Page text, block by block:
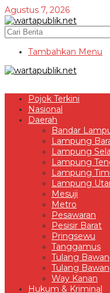
Lewati
ke
konten
Agustus 7, 2026
Tambahkan Menu
Pojok Terkini
Nasional
Daerah
Bandar
Lampung
Lampung
Lampung
Lampung
Lampung
Mesuji
Metro
Pesawaran
Pesisir Barat
Pringsewu
Tanggamus
Tulang
Tulang
Way Kanan
Hukum & Kriminal